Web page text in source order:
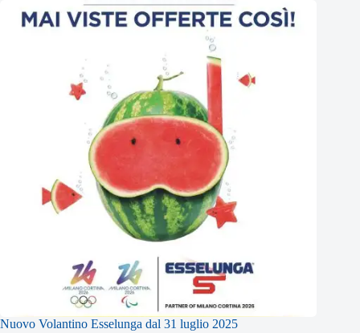
Nuovo Volantino Esselunga dal 31 luglio 2025